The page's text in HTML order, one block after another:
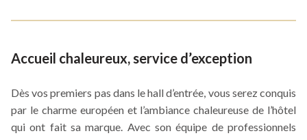
Accueil chaleureux, service d’exception
Dès vos premiers pas dans le hall d’entrée, vous serez conquis
par le charme européen et l’ambiance chaleureuse de l’hôtel
qui ont fait sa marque. Avec son équipe de professionnels